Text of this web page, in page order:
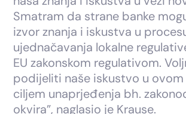
Smatram da strane banke
izvor znanja i iskustva u
ujednačavanja lokalne
EU zakonskom regulativom.
podijeliti naše iskustvo u
ciljem unaprjeđenja bh.
okvira”, naglasio je Krause.